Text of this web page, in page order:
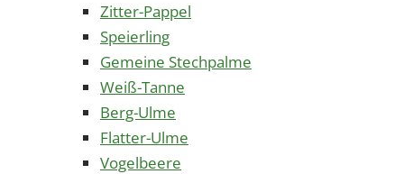
Zitter-Pappel
Speierling
Gemeine Stechpalme
Weiß-Tanne
Berg-Ulme
Flatter-Ulme
Vogelbeere